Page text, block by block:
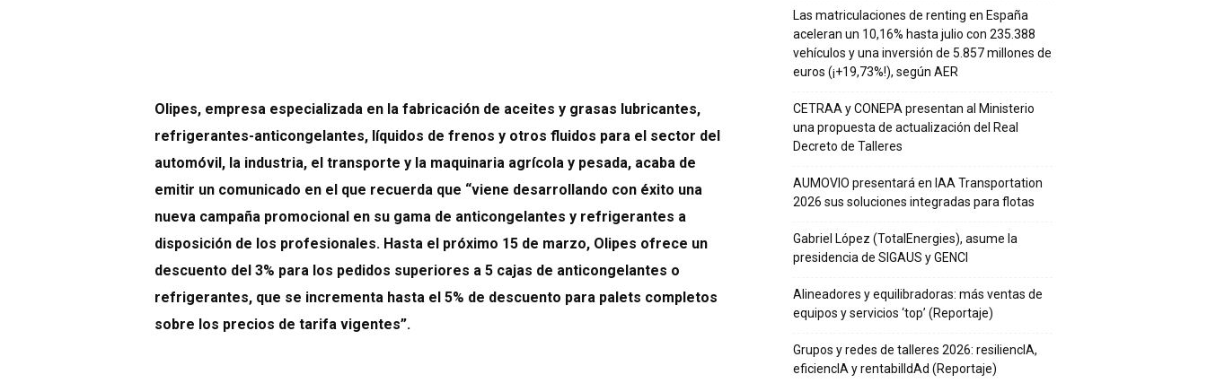
Olipes, empresa especializada en la fabricación de aceites y grasas lubricantes,
refrigerantes-anticongelantes, líquidos de frenos y otros fluidos para el sector del
automóvil, la industria, el transporte y la maquinaria agrícola y pesada, acaba de
emitir un comunicado en el que recuerda que “viene desarrollando con éxito una
nueva campaña promocional en su gama de anticongelantes y refrigerantes a
disposición de los profesionales. Hasta el próximo 15 de marzo, Olipes ofrece un
descuento del 3% para los pedidos superiores a 5 cajas de anticongelantes o
refrigerantes, que se incrementa hasta el 5% de descuento para palets completos
sobre los precios de tarifa vigentes”.
Las matriculaciones de renting en España
aceleran un 10,16% hasta julio con 235.388
vehículos y una inversión de 5.857 millones de
euros (¡+19,73%!), según AER
CETRAA y CONEPA presentan al Ministerio
una propuesta de actualización del Real
Decreto de Talleres
AUMOVIO presentará en IAA Transportation
2026 sus soluciones integradas para flotas
Gabriel López (TotalEnergies), asume la
presidencia de SIGAUS y GENCI
Alineadores y equilibradoras: más ventas de
equipos y servicios ‘top’ (Reportaje)
Grupos y redes de talleres 2026: resiliencIA,
eficiencIA y rentabilIdAd (Reportaje)